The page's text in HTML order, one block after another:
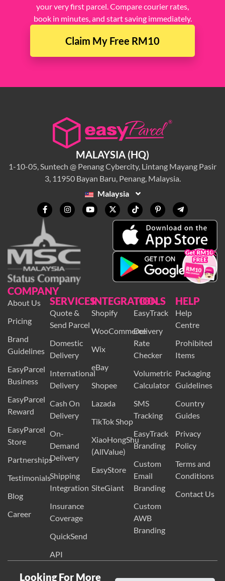
your very first parcel. Compare courier rates,
book in minutes, and start saving immediately.
Claim My Free RM10
MALAYSIA (HQ)
1-10-05, Suntech @ Penang Cybercity, Lintang Mayang Pasir
3, 11950 Bayan Baru, Penang, Malaysia.
Malaysia
COMPANY
About Us
Pricing
Brand
Guidelines
EasyParcel
Business
EasyParcel
Reward
EasyParcel
Store
Partnerships
Testimonials
Blog
Career
SERVICES
Quote &
Send Parcel
Domestic
Delivery
International
Delivery
Cash On
Delivery
On-
Demand
Delivery
Shipping
Integration
Insurance
Coverage
QuickSend
API
INTEGRATION
Shopify
WooCommerce
Wix
eBay
Shopee
Lazada
TikTok Shop
XiaoHongShu
(AllValue)
EasyStore
SiteGiant
TOOLS
EasyTrack
Delivery
Rate
Checker
Volumetric
Calculator
SMS
Tracking
EasyTrack
Branding
Custom
Email
Branding
Custom
AWB
Branding
HELP
Help
Centre
Prohibited
Items
Packaging
Guidelines
Country
Guides
Privacy
Policy
Terms and
Conditions
Contact Us
Looking For More
×